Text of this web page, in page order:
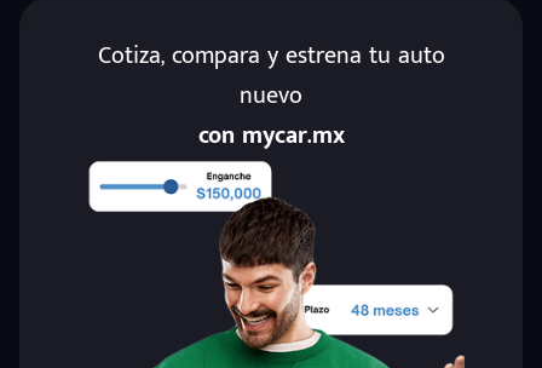
Cotiza, compara y estrena tu auto
nuevo
con mycar.mx